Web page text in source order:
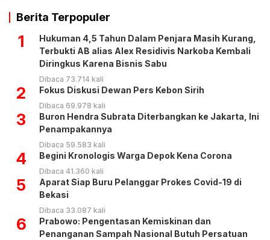
Berita Terpopuler
1
Hukuman 4,5 Tahun Dalam Penjara Masih Kurang,
Terbukti AB alias Alex Residivis Narkoba Kembali
Diringkus Karena Bisnis Sabu
Dibaca 73.714 kali
2 Fokus Diskusi Dewan Pers Kebon Sirih
Dibaca 69.978 kali
3
Buron Hendra Subrata Diterbangkan ke Jakarta, Ini
Penampakannya
Dibaca 59.583 kali
4 Begini Kronologis Warga Depok Kena Corona
Dibaca 41.360 kali
5
Aparat Siap Buru Pelanggar Prokes Covid-19 di
Bekasi
Dibaca 33.087 kali
6
Prabowo: Pengentasan Kemiskinan dan
Penanganan Sampah Nasional Butuh Persatuan